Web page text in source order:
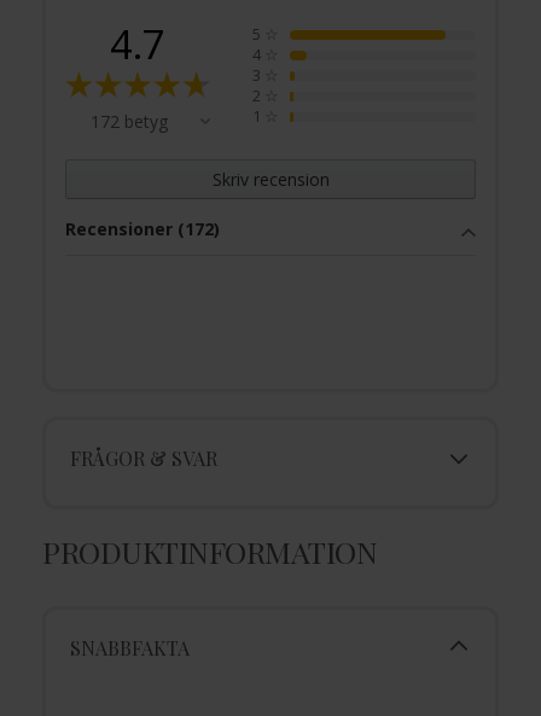
4.7
172 betyg
5
4
3
2
1
Skriv recension
Recensioner (172)
FRÅGOR & SVAR
PRODUKTINFORMATION
SNABBFAKTA